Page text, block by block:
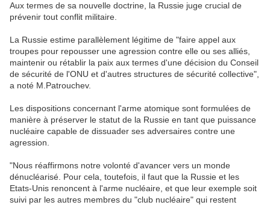
Aux termes de sa nouvelle doctrine, la Russie juge crucial de
prévenir tout conflit militaire.
La Russie estime parallèlement légitime de "faire appel aux
troupes pour repousser une agression contre elle ou ses alliés,
maintenir ou rétablir la paix aux termes d'une décision du Conseil
de sécurité de l'ONU et d'autres structures de sécurité collective",
a noté M.Patrouchev.
Les dispositions concernant l'arme atomique sont formulées de
manière à préserver le statut de la Russie en tant que puissance
nucléaire capable de dissuader ses adversaires contre une
agression.
"Nous réaffirmons notre volonté d'avancer vers un monde
dénucléarisé. Pour cela, toutefois, il faut que la Russie et les
Etats-Unis renoncent à l'arme nucléaire, et que leur exemple soit
suivi par les autres membres du "club nucléaire" qui restent